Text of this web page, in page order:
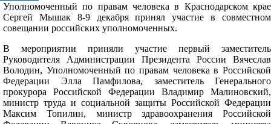
Уполномоченный по правам человека в Краснодарском крае
Сергей Мышак 8-9 декабря принял участие в совместном
совещании российских уполномоченных.
В мероприятии приняли участие первый заместитель
Руководителя Администрации Президента России Вячеслав
Володин, Уполномоченный по правам человека в Российской
Федерации Элла Памфилова, заместитель Генерального
прокурора Российской Федерации Владимир Малиновский,
министр труда и социальной защиты Российской Федерации
Максим Топилин, министр здравоохранения Российской